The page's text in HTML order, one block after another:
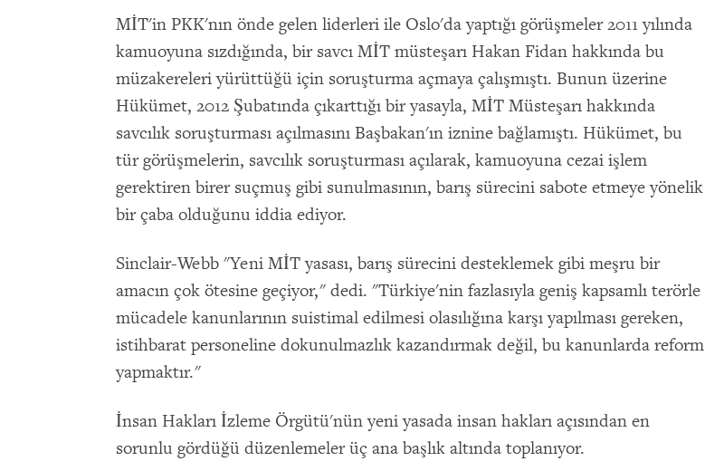
MİT'in PKK'nın önde gelen liderleri ile Oslo'da yaptığı görüşmeler 2011 yılında
kamuoyuna sızdığında, bir savcı MİT müsteşarı Hakan Fidan hakkında bu
müzakereleri yürüttüğü için soruşturma açmaya çalışmıştı. Bunun üzerine
Hükümet, 2012 Şubatında çıkarttığı bir yasayla, MİT Müsteşarı hakkında
savcılık soruşturması açılmasını Başbakan'ın iznine bağlamıştı. Hükümet, bu
tür görüşmelerin, savcılık soruşturması açılarak, kamuoyuna cezai işlem
gerektiren birer suçmuş gibi sunulmasının, barış sürecini sabote etmeye yönelik
bir çaba olduğunu iddia ediyor.
Sinclair-Webb "Yeni MİT yasası, barış sürecini desteklemek gibi meşru bir
amacın çok ötesine geçiyor," dedi. "Türkiye'nin fazlasıyla geniş kapsamlı terörle
mücadele kanunlarının suistimal edilmesi olasılığına karşı yapılması gereken,
istihbarat personeline dokunulmazlık kazandırmak değil, bu kanunlarda reform
yapmaktır."
İnsan Hakları İzleme Örgütü'nün yeni yasada insan hakları açısından en
sorunlu gördüğü düzenlemeler üç ana başlık altında toplanıyor.